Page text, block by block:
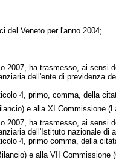
del Veneto per l'anno 2004;
2007, ha trasmesso, ai
dell'ente di previdenza
4, primo, comma, della
e alla XI Commissione
2007, ha trasmesso, ai
dell'Istituto nazionale di
4, primo comma, della
e alla VII Commissione